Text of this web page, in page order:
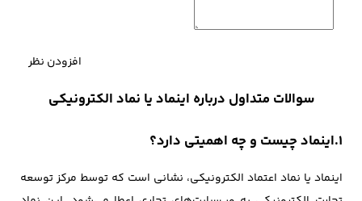
افزودن نظر
سوالات متداول درباره اینماد یا نماد الکترونیکی
1.اینماد چیست و چه اهمیتی دارد؟
اینماد یا نماد اعتماد الکترونیکی، نشانی است که توسط مرکز توسعه